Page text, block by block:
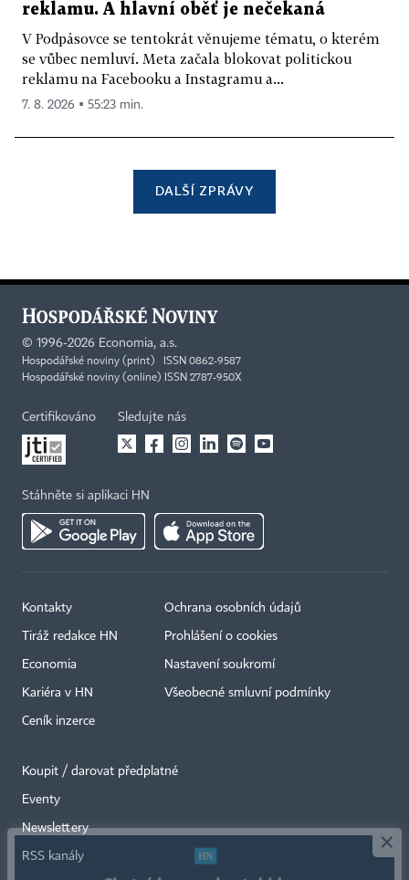
reklamu. A hlavní oběť je nečekaná
V Podpásovce se tentokrát věnujeme tématu, o kterém
se vůbec nemluví. Meta začala blokovat politickou
reklamu na Facebooku a Instagramu a...
7. 8. 2026 ▪ 55:23 min.
DALŠÍ ZPRÁVY
© 1996-2026 Economia, a.s.
Hospodářské noviny (print) ISSN 0862-9587
Hospodářské noviny (online) ISSN 2787-950X
Certifikováno Sledujte nás
Stáhněte si aplikaci HN
Kontakty
Tiráž redakce HN
Economia
Kariéra v HN
Ceník inzerce
Ochrana osobních údajů
Prohlášení o cookies
Nastavení soukromí
Všeobecné smluvní podmínky
Koupit / darovat předplatné
Eventy
Newslettery
RSS kanály